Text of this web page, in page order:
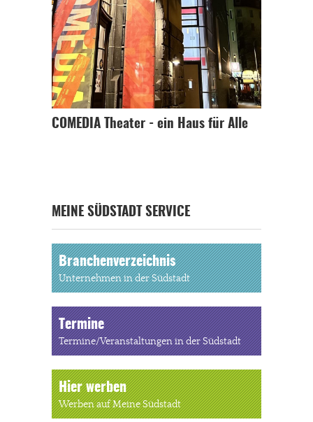
COMEDIA Theater - ein Haus für Alle
MEINE SÜDSTADT SERVICE
Branchenverzeichnis
Unternehmen in der Südstadt
Termine
Termine/Veranstaltungen in der Südstadt
Hier werben
Werben auf Meine Südstadt